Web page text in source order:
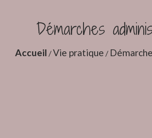
Démarches
Accueil /Vie pratique /